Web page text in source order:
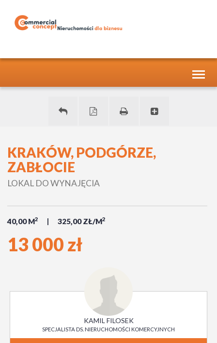
KRAKÓW, PODGÓRZE,
ZABŁOCIE
LOKAL DO WYNAJĘCIA
40,00 M2 325,00 ZŁ/M2
13 000 zł
KAMIL FILOSEK
SPECJALISTA DS. NIERUCHOMOŚCI KOMERCYJNYCH